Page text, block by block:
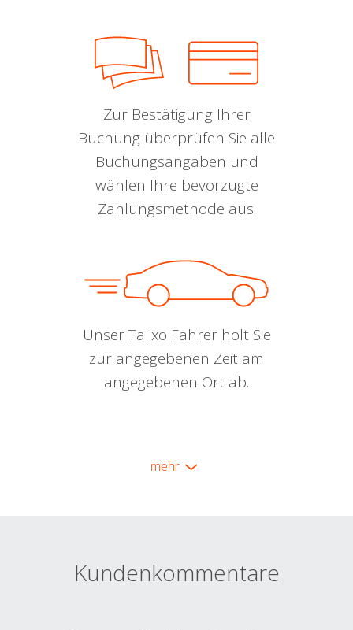
Zur Bestätigung Ihrer
Buchung überprüfen Sie alle
Buchungsangaben und
wählen Ihre bevorzugte
Zahlungsmethode aus.
Unser Talixo Fahrer holt Sie
zur angegebenen Zeit am
angegebenen Ort ab.
mehr
Kundenkommentare